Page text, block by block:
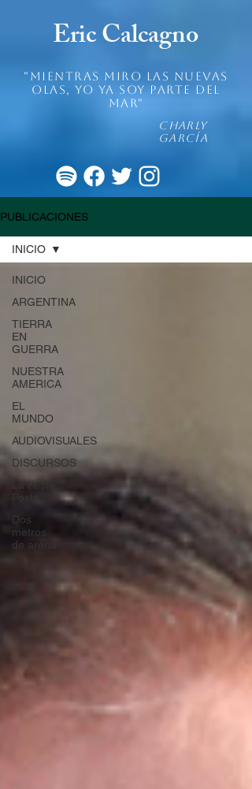
Eric Calcagno
"mientras miro las nuevas
olas, yo ya soy parte del
mar"
Charly
García
PUBLICACIONES
INICIO
ARGENTINA
TIERRA
EN
GUERRA
NUESTRA
AMERICA
EL
MUNDO
AUDIOVISUALES
DISCURSOS
La Peste,
Dos
metros
de arena
INICIO